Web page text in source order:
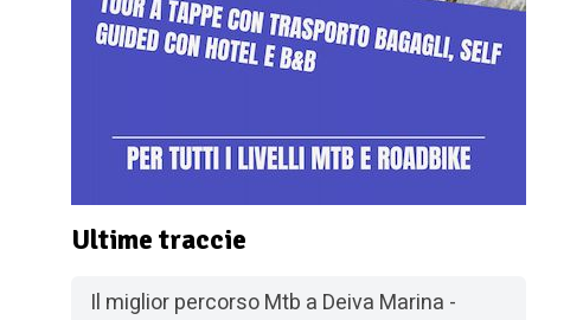
Ultime traccie
Il miglior percorso Mtb a Deiva Marina -